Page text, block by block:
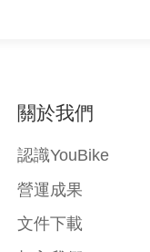
4. Cookies運用
Cookies 是伺服端為
私權」項目中，選擇
您選擇拒絕所有的
與個人化的互動活動
情況，做為本網站改
關於我們
認識YouBike
營運成果
文件下載